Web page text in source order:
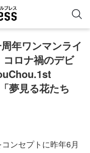
年ワンマンライ
ロナ禍のデビ
夢見る花たち
ンセプトに昨年6月